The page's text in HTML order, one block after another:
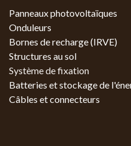
Panneaux photovoltaïques
Onduleurs
Bornes de recharge (IRVE)
Structures au sol
Système de fixation
Batteries et stockage de
Câbles et connecteurs